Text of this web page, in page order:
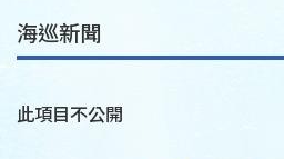
海巡新聞
此項目不公開